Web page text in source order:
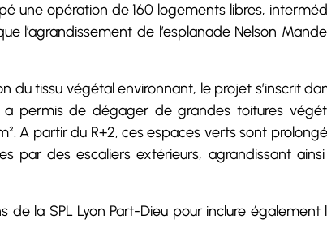
une opération de 160 logements libres,
l’agrandissement de l’esplanade Nelson
du tissu végétal environnant, le projet s’inscrit
a permis de dégager de grandes toitures
A partir du R+2, ces espaces verts sont
par des escaliers extérieurs, agrandissant
la SPL Lyon Part-Dieu pour inclure également